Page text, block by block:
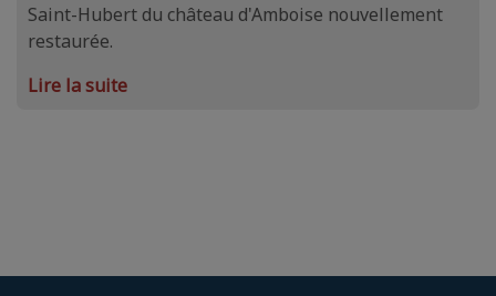
Saint-Hubert du château d'Amboise nouvellement
restaurée.
Lire la suite